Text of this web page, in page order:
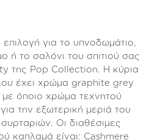
επιλογή για το υπνοδωμάτιο,
ή το σαλόνι του σπιτιού σας
της Pop Collection. Η κύρια
έχει χρώμα graphite grey
με όποιο χρώμα τεχνητού
την εξωτερική μεριά του
Οι διαθέσιμες
καπλαμά είναι: Cashmere